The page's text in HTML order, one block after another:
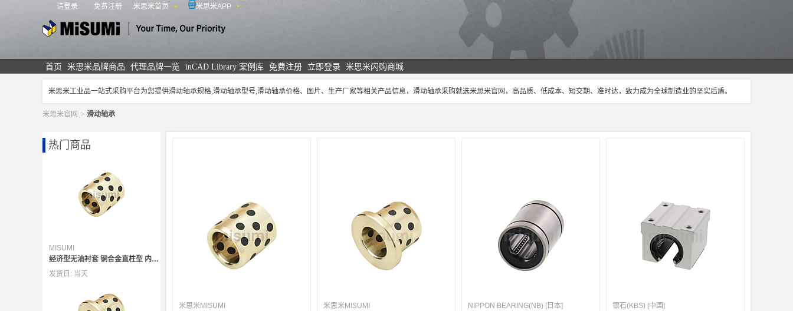
请登录 免费注册 米思米首页 米思米APP
首页 米思米品牌商品 代理品牌一览 inCAD Library 案例库 免费注册 立即登录 米思米闪购商城
米思米工业品一站式采购平台为您提供滑动轴承规格,滑动轴承型号,滑动轴承价格、图片、生产厂家等相关产品信息，滑动轴承采购就选米思米官网，高品质、低成本、短交期、准时达，致力成为全球制造业的坚实后盾。
米思米官网 > 滑动轴承
热门商品
MISUMI
经济型无油衬套 铜合金直柱型 内径F7外径m6
发货日: 当天
米思米MISUMI 米思米MISUMI NIPPON BEARING(NB) [日本] 银石(KBS) [中国]